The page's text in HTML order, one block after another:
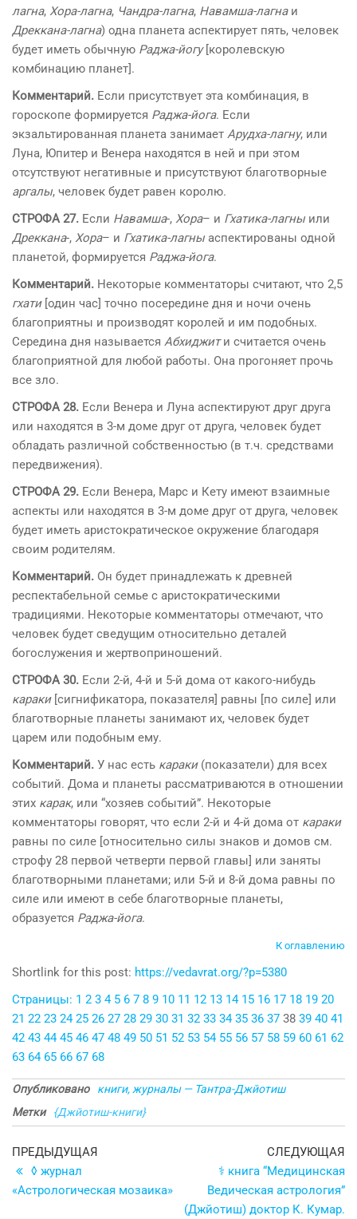
лагна, Хора-лагна, Чандра-лагна, Навамша-лагнаи
Дреккана-лагна) одна планета аспектирует пять, человек
будет иметь обычную Раджа-йогу [королевскую
комбинацию планет].
Комментарий. Если присутствует эта комбинация, в
гороскопе формируется Раджа-йога. Если
экзальтированная планета занимает Арудха-лагну, или
Луна, Юпитер и Венера находятся в ней и при этом
отсутствуют негативные и присутствуют благотворные
аргалы, человек будет равен королю.
СТРОФА 27. Если Навамша-, Хора– и Гхатика-лагныили
Дреккана-, Хора– и Гхатика-лагныаспектированы одной
планетой, формируется Раджа-йога.
Комментарий. Некоторые комментаторы считают, что 2,5
гхати[один час] точно посередине дня и ночи очень
благоприятны и производят королей и им подобных.
Середина дня называется Абхиджити считается очень
благоприятной для любой работы. Она прогоняет прочь
все зло.
СТРОФА 28. Если Венера и Луна аспектируют друг друга
или находятся в 3-м доме друг от друга, человек будет
обладать различной собственностью (в т.ч. средствами
передвижения).
СТРОФА 29. Если Венера, Марс и Кету имеют взаимные
аспекты или находятся в 3-м доме друг от друга, человек
будет иметь аристократическое окружение благодаря
своим родителям.
Комментарий. Он будет принадлежать к древней
респектабельной семье с аристократическими
традициями. Некоторые комментаторы отмечают, что
человек будет сведущим относительно деталей
богослужения и жертвоприношений.
СТРОФА 30. Если 2-й, 4-й и 5-й дома от какого-нибудь
караки[сигнификатора, показателя] равны [по силе] или
благотворные планеты занимают их, человек будет
царем или подобным ему.
Комментарий. У нас есть караки(показатели) для всех
событий. Дома и планеты рассматриваются в отношении
этих карак, или “хозяев событий”. Некоторые
комментаторы говорят, что если 2-й и 4-й дома от караки
равны по силе [относительно силы знаков и домов см.
строфу 28 первой четверти первой главы] или заняты
благотворными планетами; или 5-й и 8-й дома равны по
силе или имеют в себе благотворные планеты,
образуется Раджа-йога.
К оглавлению
Shortlink for this post: https://vedavrat.org/?p=5380
Страницы: 1 2 3 4 5 6 7 8 9 10 11 12 13 14 15 16 17 18 19 20
21 22 23 24 25 26 27 28 29 30 31 32 33 34 35 36 37 38 39 40 41
42 43 44 45 46 47 48 49 50 51 52 53 54 55 56 57 58 59 60 61 62
63 64 65 66 67 68
Опубликовано
книги, журналы — Тантра-Джйотиш
Метки
{Джйотиш-книги}
Навигация
по
записям
Предыдущая
запись
ПРЕДЫДУЩАЯ
◊ журнал
«Астрологическая мозаика»
СЛЕДУЮЩАЯ
⚕ книга “Медицинская
Ведическая астрология”
(Джйотиш) доктор К. Кумар.